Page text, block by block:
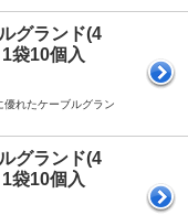
グランド(4
袋10個入
れたケーブルグラン
グランド(4
袋10個入